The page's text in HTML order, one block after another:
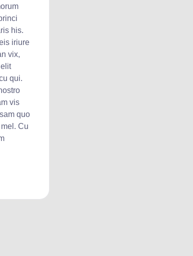
his.
iriure
vix,
qui.
vis
quo
Cu